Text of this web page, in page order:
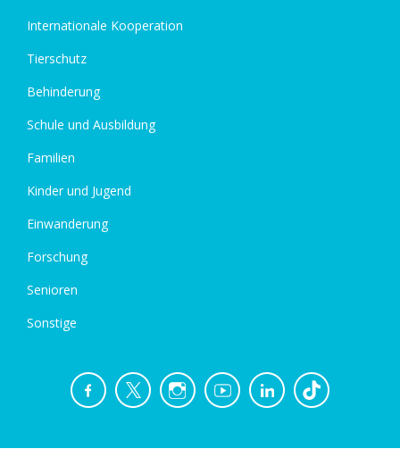
Internationale Kooperation
Tierschutz
Behinderung
Schule und Ausbildung
Familien
Kinder und Jugend
Einwanderung
Forschung
Senioren
Sonstige